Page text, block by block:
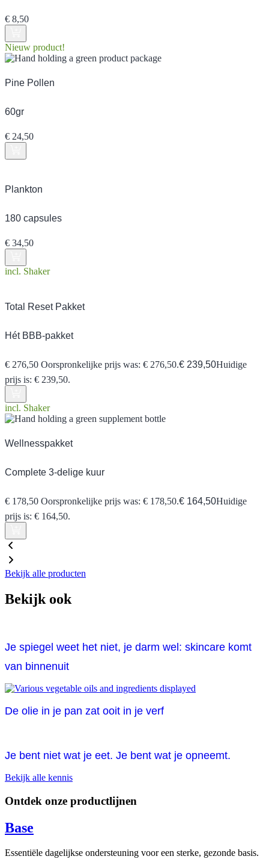
€ 8,50
Nieuw product!
Pine Pollen
60gr
€ 24,50
Plankton
180 capsules
€ 34,50
incl. Shaker
Total Reset Pakket
Hét BBB-pakket
€ 276,50 Oorspronkelijke prijs was: € 276,50.€ 239,50Huidige
prijs is: € 239,50.
incl. Shaker
Wellnesspakket
Complete 3-delige kuur
€ 178,50 Oorspronkelijke prijs was: € 178,50.€ 164,50Huidige
prijs is: € 164,50.
Bekijk alle producten
Bekijk ook
Je spiegel weet het niet, je darm wel: skincare komt
van binnenuit
De olie in je pan zat ooit in je verf
Je bent niet wat je eet. Je bent wat je opneemt.
Bekijk alle kennis
Ontdek onze productlijnen
Base
Essentiële dagelijkse ondersteuning voor een sterke, gezonde basis.